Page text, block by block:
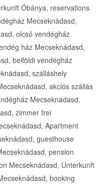
Óbánya, reservations
Mecseknádasd,
olcsó vendégház
ház Mecseknádasd,
belföldi vendégház
szálláshely
akciós szállás
Mecseknádasd,
zimmer frei
Apartment
guesthouse
pension
Mecseknádasd, Unterkunft
booking